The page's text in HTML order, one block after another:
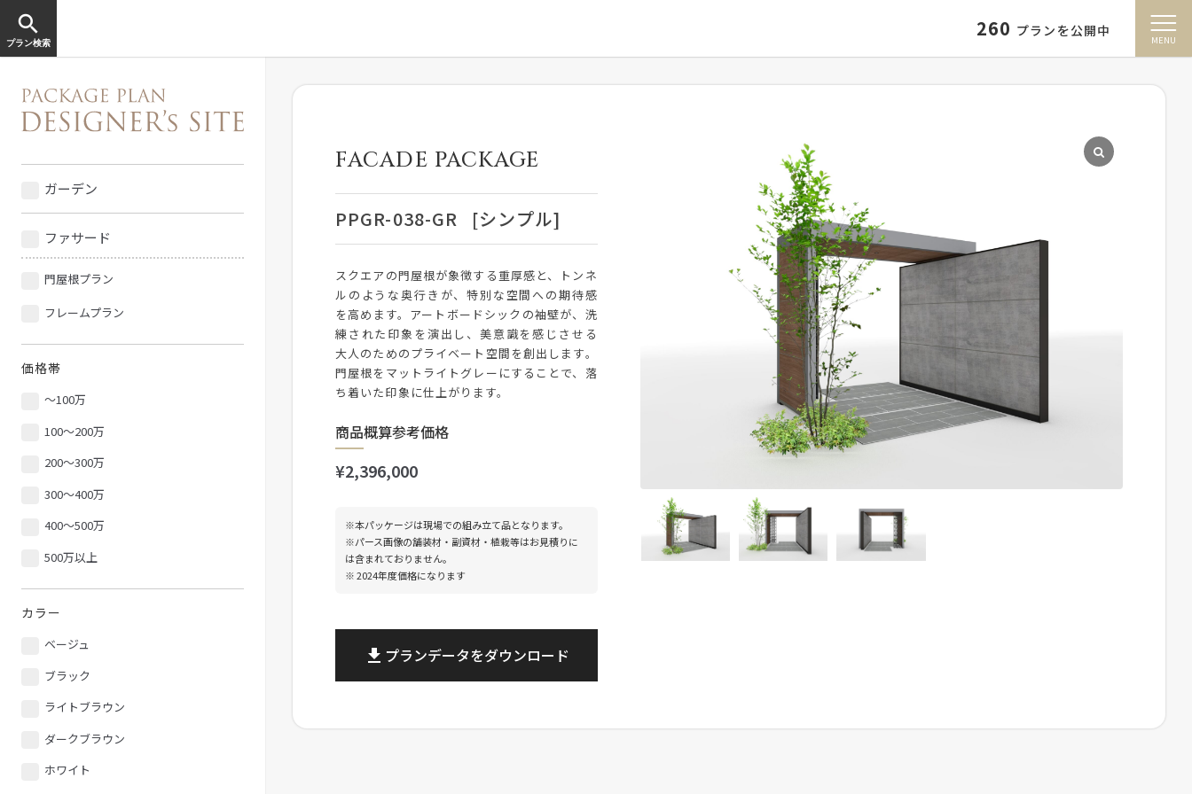
search
プラン検索
260 プランを公開中
ガーデン
ファサード
門屋根プラン
フレームプラン
価格帯
〜100万
100〜200万
200〜300万
300〜400万
400〜500万
500万以上
カラー
ベージュ
ブラック
ライトブラウン
ダークブラウン
ホワイト
FACADE PACKAGE
PPGR-038-GR [シンプル]
スクエアの門屋根が象徴する重厚感と、トンネ
ルのような奥行きが、特別な空間への期待感
を高めます。アートボードシックの袖壁が、洗
練された印象を演出し、美意識を感じさせる
大人のためのプライベート空間を創出します。
門屋根をマットライトグレーにすることで、落
ち着いた印象に仕上がります。
商品概算参考価格
¥2,396,000
※本パッケージは現場での組み立て品となります。
※パース画像の舗装材・副資材・植栽等はお見積りに
は含まれておりません。
※ 2024年度価格になります
file_download プランデータをダウンロード